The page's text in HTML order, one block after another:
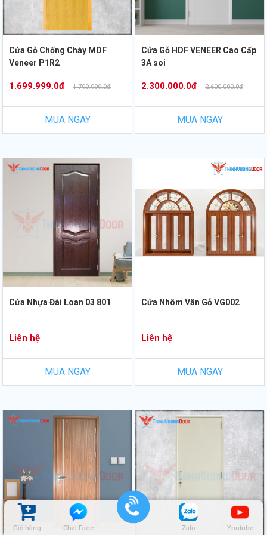
Giỏ hàng Chat Face Zalo Youtube
Cửa Gỗ Chống Cháy MDF
Veneer P1R2
1.699.999.0đ 1.799.999.0đ
MUA NGAY
Cửa Gỗ HDF VENEER Cao Cấp
3A soi
2.300.000.0đ 2.600.000.0đ
MUA NGAY
Cửa Nhựa Đài Loan 03 801
Liên hệ
MUA NGAY
Cửa Nhôm Vân Gỗ VG002
Liên hệ
MUA NGAY